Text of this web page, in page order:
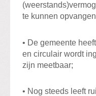
te kunnen
• De gemeente
en circulair wordt
zijn meetbaar;
• Nog steeds leeft